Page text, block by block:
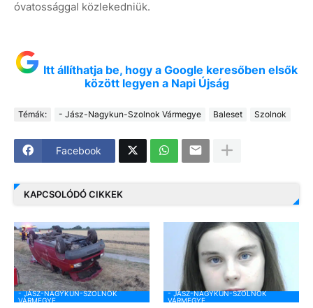
óvatossággal közlekedniük.
Itt állíthatja be, hogy a Google keresőben elsők
között legyen a Napi Újság
Témák: - Jász-Nagykun-Szolnok Vármegye Baleset Szolnok
Facebook
KAPCSOLÓDÓ CIKKEK
- JÁSZ-NAGYKUN-SZOLNOK
VÁRMEGYE
- JÁSZ-NAGYKUN-SZOLNOK
VÁRMEGYE